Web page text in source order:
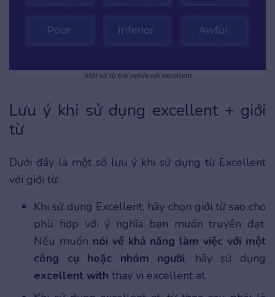
Một số từ trái nghĩa với excellent
Lưu ý khi sử dụng excellent + giới
từ
Dưới đây là một số lưu ý khi sử dụng từ Excellent
với giới từ:
Khi sử dụng Excellent, hãy chọn giới từ sao cho
phù hợp với ý nghĩa bạn muốn truyền đạt.
Nếu muốn nói về khả năng làm việc với một
công cụ hoặc nhóm người, hãy sử dụng
excellent with thay vì excellent at.